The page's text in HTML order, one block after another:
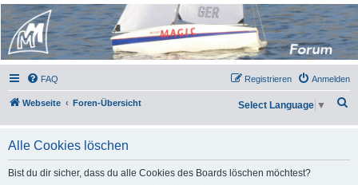
Micro Magic Forum
Deutschland
FAQ Anmelden
Registrieren
Webseite Foren-Übersicht
h
Select Language ▼
Alle Cookies löschen
Bist du dir sicher, dass du alle Cookies des Boards löschen möchtest?